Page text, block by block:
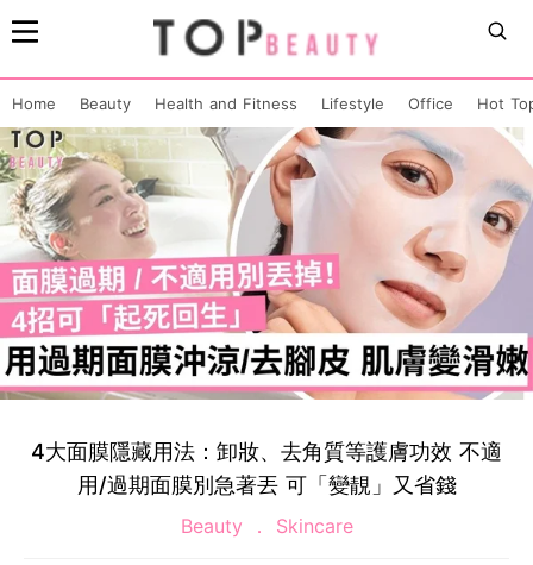
Home Beauty Health and Fitness Lifestyle Office Hot
4大面膜隱藏用法：卸妝、去角質等護膚功效 不適
用/過期面膜別急著丟 可「變靚」又省錢
Beauty Skincare